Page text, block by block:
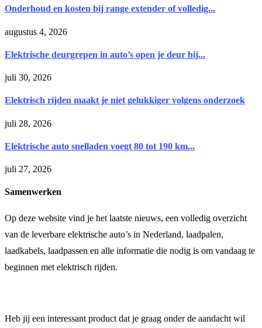
Onderhoud en kosten bij range extender of volledig...
augustus 4, 2026
Elektrische deurgrepen in auto’s open je deur bij...
juli 30, 2026
Elektrisch rijden maakt je niet gelukkiger volgens onderzoek
juli 28, 2026
Elektrische auto snelladen voegt 80 tot 190 km...
juli 27, 2026
Samenwerken
Op deze website vind je het laatste nieuws, een volledig overzicht
van de leverbare elektrische auto’s in Nederland, laadpalen,
laadkabels, laadpassen en alle informatie die nodig is om vandaag te
beginnen met elektrisch rijden.
Heb jij een interessant product dat je graag onder de aandacht wil